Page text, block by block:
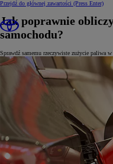
Przejdź do głównej zawartości (Press Enter)
Jak poprawnie
samochodu?
Sprawdź samemu rzeczywiste zużycie paliwa w